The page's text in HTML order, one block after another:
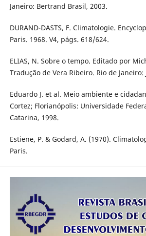
Janeiro: Bertrand Brasil, 2003.
DURAND-DASTS, F. Climatologie.
Paris. 1968. V4, págs. 618/624.
ELIAS, N. Sobre o tempo. Editado por
Tradução de Vera Ribeiro. Rio de Janeiro:
Eduardo J. et al. Meio ambiente e
Cortez; Florianópolis: Universidade
Catarina, 1998.
Estiene, P. & Godard, A. (1970).
Paris.